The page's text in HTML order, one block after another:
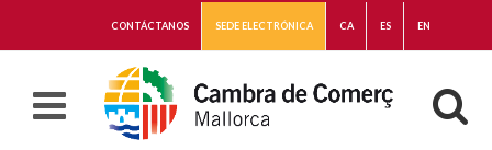
CONTÁCTANOS SEDE ELECTRÓNICA CA ES EN